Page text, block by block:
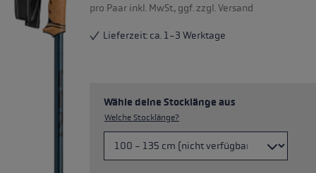
pro Paar inkl. MwSt., ggf. zzgl. Versand
Lieferzeit: ca. 1-3 Werktage
Wähle deine Stocklänge aus
Welche Stocklänge?